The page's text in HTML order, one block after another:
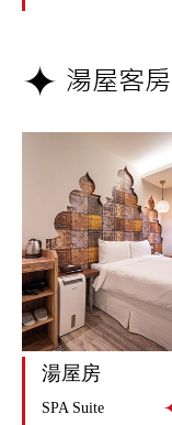
湯屋房
SPA Suite